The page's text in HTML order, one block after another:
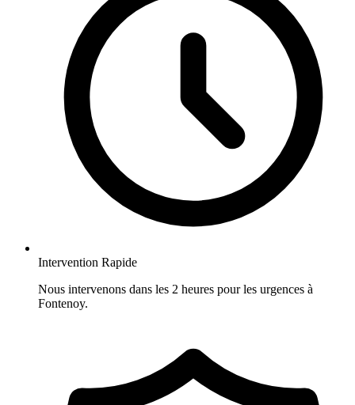
Intervention Rapide
Nous intervenons dans les 2 heures pour les urgences à
Fontenoy.